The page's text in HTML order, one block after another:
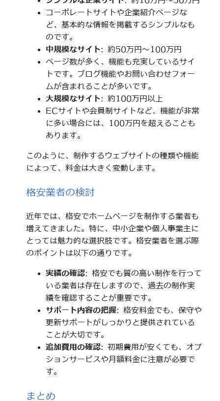
コーポレートサイトや企業紹介ページな
ど、基本的な情報を掲載するシンプルなも
のです。
中規模なサイト: 約50万円～100万円
ページ数が多く、機能も充実しているサイ
トです。ブログ機能やお問い合わせフォー
ムが含まれることが多いです。
大規模なサイト: 約100万円以上
ECサイトや会員制サイトなど、機能が非常
に多い場合には、100万円を超えることも
あります。
このように、制作するウェブサイトの種類や機能
によって、料金は大きく変動します。
格安業者の検討
近年では、格安でホームページを制作する業者も
増えてきました。特に、中小企業や個人事業主に
とっては魅力的な選択肢です。格安業者を選ぶ際
のポイントは以下の通りです。
実績の確認: 格安でも質の高い制作を行って
いる業者は存在しますので、過去の制作実
績を確認することが重要です。
サポート内容の把握: 格安料金でも、保守や
更新サポートがしっかりと提供されている
ことが大切です。
追加費用の確認: 初期費用が安くても、オプ
ションサービスや月額料金に注意が必要で
す。
まとめ